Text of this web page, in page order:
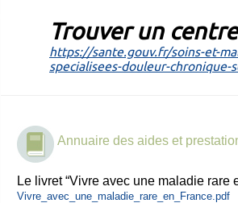
Trouver un
https://sante.gouv.fr/soins-et-
specialisees-douleur-chronique-
Annuaire des aides et
Le livret “Vivre avec une maladie rare
Vivre_avec_une_maladie_rare_en_France.pdf